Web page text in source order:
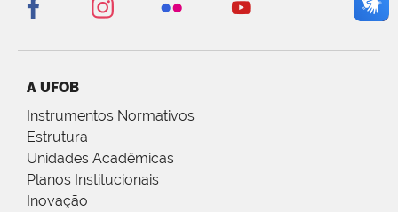
A UFOB
Instrumentos Normativos
Estrutura
Unidades Acadêmicas
Planos Institucionais
Inovação